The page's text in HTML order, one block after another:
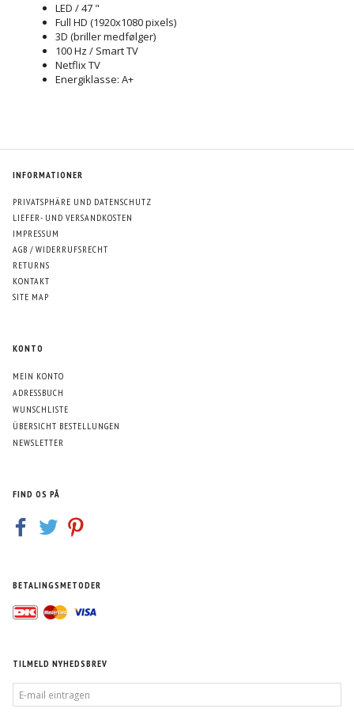
LED / 47 "
Full HD (1920x1080 pixels)
3D (briller medfølger)
100 Hz / Smart TV
Netflix TV
Energiklasse: A+
INFORMATIONER
PRIVATSPHÄRE UND DATENSCHUTZ
LIEFER- UND VERSANDKOSTEN
IMPRESSUM
AGB / WIDERRUFSRECHT
RETURNS
KONTAKT
SITE MAP
KONTO
MEIN KONTO
ADRESSBUCH
WUNSCHLISTE
ÜBERSICHT BESTELLUNGEN
NEWSLETTER
FIND OS PÅ
BETALINGSMETODER
TILMELD NYHEDSBREV
MAIL